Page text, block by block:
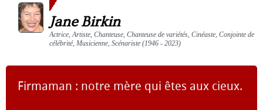
Jane Birkin
Actrice, Artiste, Chanteuse, Chanteuse de variétés, Cinéaste, Conjointe de
célébrité, Musicienne, Scénariste (1946 - 2023)
Firmaman : notre mère qui êtes aux cieux.